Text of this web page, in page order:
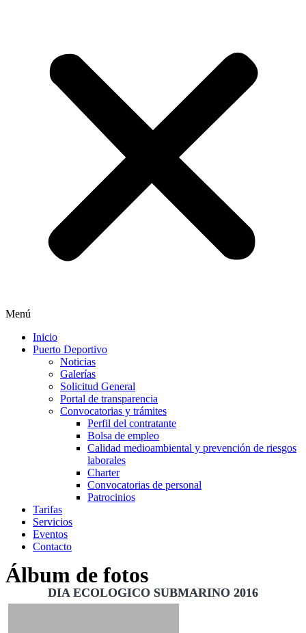
Menú
Inicio
Puerto Deportivo
Noticias
Galerías
Solicitud General
Portal de transparencia
Convocatorias y trámites
Perfil del contratante
Bolsa de empleo
Calidad medioambiental y prevención de riesgos
laborales
Charter
Convocatorias de personal
Patrocinios
Tarifas
Servicios
Eventos
Contacto
Álbum de fotos
DIA ECOLOGICO SUBMARINO 2016